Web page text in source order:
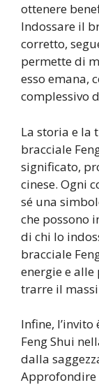
ottenere
Indossare il
corretto,
permette di
esso emana,
complessivo
La storia e la
bracciale
significato,
cinese. Ogni
sé una
che possono
di chi lo
bracciale
energie e
trarre il
Infine,
Feng Shui
dalla
Approfondire